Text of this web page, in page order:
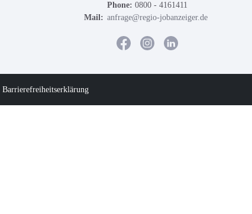
Phone: 0800 - 4161411
Mail: anfrage@regio-jobanzeiger.de
Barrierefreiheitserklärung